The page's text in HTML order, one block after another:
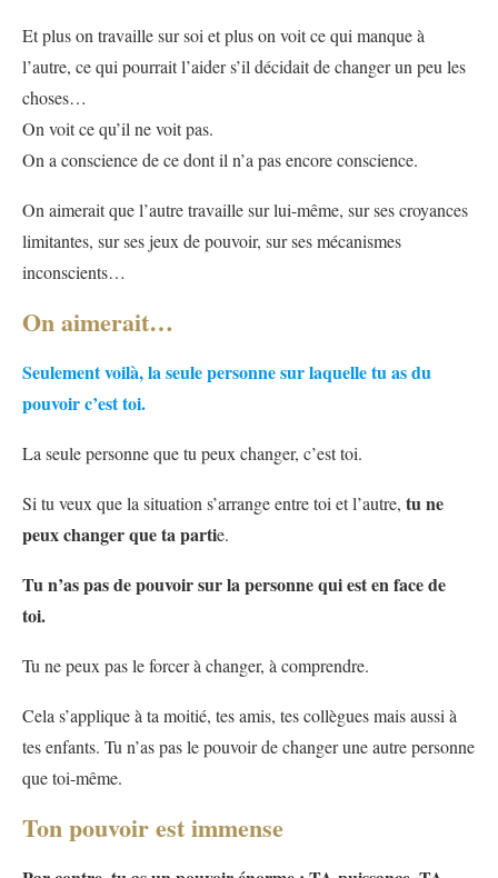
Et plus on travaille sur soi et plus on voit ce qui manque à
l’autre, ce qui pourrait l’aider s’il décidait de changer un peu les
choses…
On voit ce qu’il ne voit pas.
On a conscience de ce dont il n’a pas encore conscience.
On aimerait que l’autre travaille sur lui-même, sur ses croyances
limitantes, sur ses jeux de pouvoir, sur ses mécanismes
inconscients…
On aimerait…
Seulement voilà, la seule personne sur laquelle tu as du
pouvoir c’est toi.
La seule personne que tu peux changer, c’est toi.
Si tu veux que la situation s’arrange entre toi et l’autre, tu ne
peux changer que ta partie.
Tu n’as pas de pouvoir sur la personne qui est en face de
toi.
Tu ne peux pas le forcer à changer, à comprendre.
Cela s’applique à ta moitié, tes amis, tes collègues mais aussi à
tes enfants. Tu n’as pas le pouvoir de changer une autre personne
que toi-même.
Ton pouvoir est immense